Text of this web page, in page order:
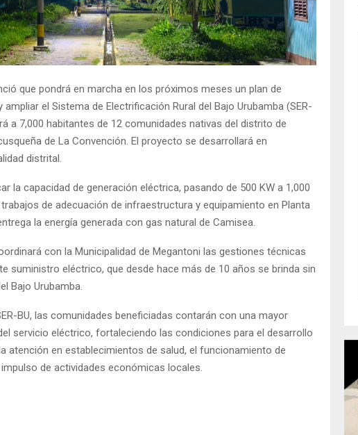
que pondrá en marcha en los próximos meses un plan de
el Sistema de Electrificación Rural del Bajo Urubamba (SER-
a 7,000 habitantes de 12 comunidades nativas del distrito de
de La Convención. El proyecto se desarrollará en
distrital.
la capacidad de generación eléctrica, pasando de 500 KW a 1,000
trabajos de adecuación de infraestructura y equipamiento en Planta
la energía generada con gas natural de Camisea.
con la Municipalidad de Megantoni las gestiones técnicas
suministro eléctrico, que desde hace más de 10 años se brinda sin
Bajo Urubamba.
BU, las comunidades beneficiadas contarán con una mayor
servicio eléctrico, fortaleciendo las condiciones para el desarrollo
atención en establecimientos de salud, el funcionamiento de
de actividades económicas locales.